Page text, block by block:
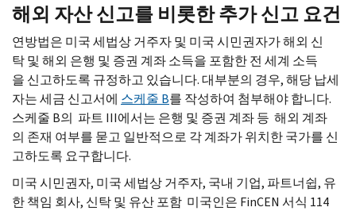
해외 자산 신고를 비롯한 추가 신고 요건
연방법은 미국 세법상 거주자 및 미국 시민권자가 해외 신
탁 및 해외 은행 및 증권 계좌 소득을 포함한 전 세계 소득
을 신고하도록 규정하고 있습니다. 대부분의 경우, 해당 납세
자는 세금 신고서에 스케줄 B를 작성하여 첨부해야 합니다.
스케줄 B의 파트 III에서는 은행 및 증권 계좌 등 해외 계좌
의 존재 여부를 묻고 일반적으로 각 계좌가 위치한 국가를 신
고하도록 요구합니다.
미국 시민권자, 미국 세법상 거주자, 국내 기업, 파트너쉽, 유
한 책임 회사, 신탁 및 유산 포함 미국인은 FinCEN 서식 114